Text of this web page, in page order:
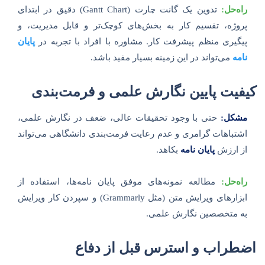
راه‌حل:
تدوین یک گانت چارت (Gantt Chart) دقیق در ابتدای
پروژه، تقسیم کار به بخش‌های کوچک‌تر و قابل مدیریت، و
پیگیری منظم پیشرفت کار. مشاوره با افراد با تجربه در پایان
نامه می‌تواند در این زمینه بسیار مفید باشد.
کیفیت پایین نگارش علمی و فرمت‌بندی
مشکل: حتی با وجود تحقیقات عالی، ضعف در نگارش علمی،
اشتباهات گرامری و عدم رعایت فرمت‌بندی دانشگاهی می‌تواند
از ارزش پایان نامه بکاهد.
راه‌حل: مطالعه نمونه‌های موفق پایان نامه‌ها، استفاده از
ابزارهای ویرایش متن (مثل Grammarly) و سپردن کار ویرایش
به متخصصین نگارش علمی.
اضطراب و استرس قبل از دفاع